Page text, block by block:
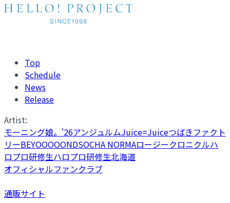
Top
Schedule
News
Release
Artist:
モーニング娘。'26アンジュルムJuice=Juiceつばきファクト
リーBEYOOOOONDSOCHA NORMAロージークロニクルハ
ロプロ研修生ハロプロ研修生北海道
オフィシャルファンクラブ
通販サイト